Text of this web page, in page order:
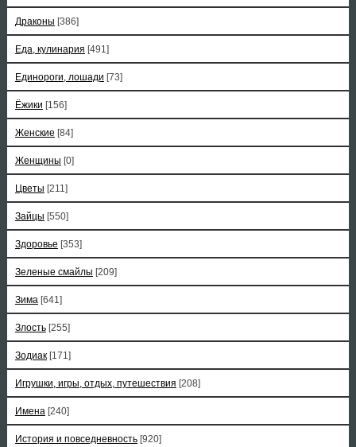
Драконы [386]
Еда, кулинария [491]
Единороги, лошади [73]
Ёжики [156]
Женские [84]
Женщины [0]
Цветы [211]
Зайцы [550]
Здоровье [353]
Зеленые смайлы [209]
Зима [641]
Злость [255]
Зодиак [171]
Игрушки, игры, отдых, путешествия [208]
Имена [240]
История и повседневность [920]